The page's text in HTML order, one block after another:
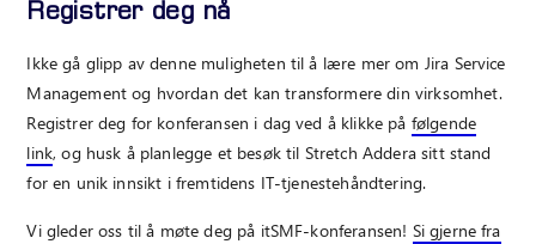
Registrer deg nå
Ikke gå glipp av denne muligheten til å lære mer om Jira Service
Management og hvordan det kan transformere din virksomhet.
Registrer deg for konferansen i dag ved å klikke på følgende
link, og husk å planlegge et besøk til Stretch Addera sitt stand
for en unik innsikt i fremtidens IT-tjenestehåndtering.
Vi gleder oss til å møte deg på itSMF-konferansen! Si gjerne fra